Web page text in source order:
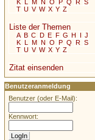
K L M N O P Q R S
T U V W X Y Z
Liste der Themen
A B C D E F G H I J
K L M N O P Q R S
T U V W X Y Z
Zitat einsenden
Benutzeranmeldung
Benutzer (oder E-Mail):
Kennwort: